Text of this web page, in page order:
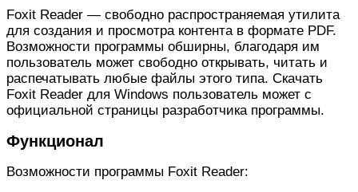
Foxit Reader — свободно распространяемая утилита
для создания и просмотра контента в формате PDF.
Возможности программы обширны, благодаря им
пользователь может свободно открывать, читать и
распечатывать любые файлы этого типа. Скачать
Foxit Reader для Windows пользователь может с
официальной страницы разработчика программы.
Функционал
Возможности программы Foxit Reader: